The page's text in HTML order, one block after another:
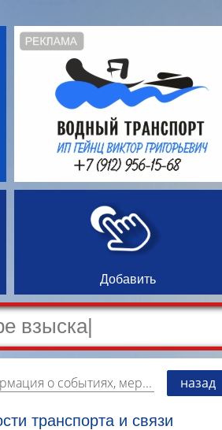
Добавить
деятельности города. Страницу наполняют платные и бесплатные объявления, имеющие функцию "поднятия вверх списка". назад
транспорта и связи